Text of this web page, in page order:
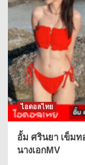
ไอดอลไทย
อั้ม ศรินยา เข็ม
นางเอกMV